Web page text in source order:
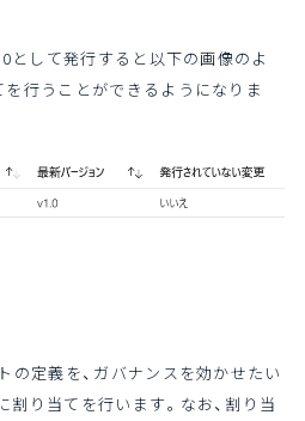
として発行すると以下の画像のよ
を行うことができるようになりま
の定義を、ガバナンスを効かせたい
り当てを行います。なお、割り当